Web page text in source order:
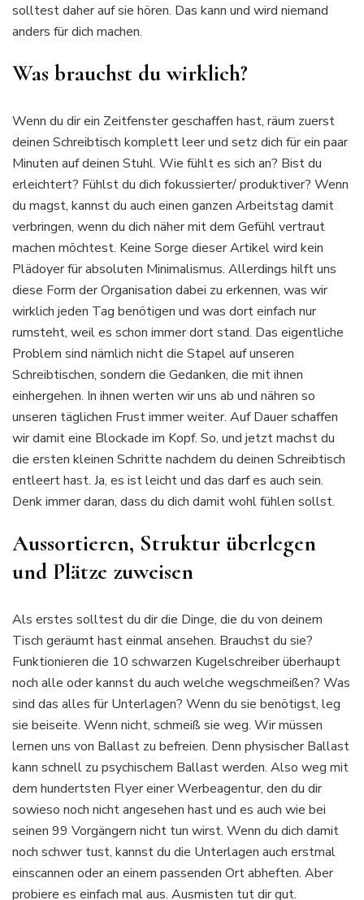
solltest daher auf sie hören. Das kann und wird niemand
anders für dich machen.
Was brauchst du wirklich?
Wenn du dir ein Zeitfenster geschaffen hast, räum zuerst
deinen Schreibtisch komplett leer und setz dich für ein paar
Minuten auf deinen Stuhl. Wie fühlt es sich an? Bist du
erleichtert? Fühlst du dich fokussierter/ produktiver? Wenn
du magst, kannst du auch einen ganzen Arbeitstag damit
verbringen, wenn du dich näher mit dem Gefühl vertraut
machen möchtest. Keine Sorge dieser Artikel wird kein
Plädoyer für absoluten Minimalismus. Allerdings hilft uns
diese Form der Organisation dabei zu erkennen, was wir
wirklich jeden Tag benötigen und was dort einfach nur
rumsteht, weil es schon immer dort stand. Das eigentliche
Problem sind nämlich nicht die Stapel auf unseren
Schreibtischen, sondern die Gedanken, die mit ihnen
einhergehen. In ihnen werten wir uns ab und nähren so
unseren täglichen Frust immer weiter. Auf Dauer schaffen
wir damit eine Blockade im Kopf. So, und jetzt machst du
die ersten kleinen Schritte nachdem du deinen Schreibtisch
entleert hast. Ja, es ist leicht und das darf es auch sein.
Denk immer daran, dass du dich damit wohl fühlen sollst.
Aussortieren, Struktur überlegen
und Plätze zuweisen
Als erstes solltest du dir die Dinge, die du von deinem
Tisch geräumt hast einmal ansehen. Brauchst du sie?
Funktionieren die 10 schwarzen Kugelschreiber überhaupt
noch alle oder kannst du auch welche wegschmeißen? Was
sind das alles für Unterlagen? Wenn du sie benötigst, leg
sie beiseite. Wenn nicht, schmeiß sie weg. Wir müssen
lernen uns von Ballast zu befreien. Denn physischer Ballast
kann schnell zu psychischem Ballast werden. Also weg mit
dem hundertsten Flyer einer Werbeagentur, den du dir
sowieso noch nicht angesehen hast und es auch wie bei
seinen 99 Vorgängern nicht tun wirst. Wenn du dich damit
noch schwer tust, kannst du die Unterlagen auch erstmal
einscannen oder an einem passenden Ort abheften. Aber
probiere es einfach mal aus. Ausmisten tut dir gut.